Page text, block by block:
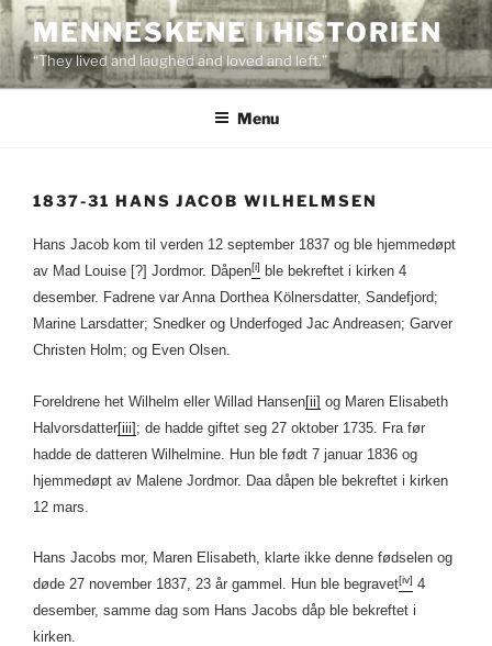
Skip
to
content
MENNESKENE I HISTORIEN
“They lived and laughed and loved and left.”
Menu
1837-31 HANS JACOB WILHELMSEN
Hans Jacob kom til verden 12 september 1837 og ble hjemmedøpt
av Mad Louise [?] Jordmor. Dåpen[i]
ble bekreftet i kirken 4
desember. Fadrene var Anna Dorthea Kölnersdatter, Sandefjord;
Marine Larsdatter; Snedker og Underfoged Jac Andreasen; Garver
Christen Holm; og Even Olsen.
Foreldrene het Wilhelm eller Willad Hansen[ii] og Maren Elisabeth
Halvorsdatter[iii]; de hadde giftet seg 27 oktober 1735. Fra før
hadde de datteren Wilhelmine. Hun ble født 7 januar 1836 og
hjemmedøpt av Malene Jordmor. Daa dåpen ble bekreftet i kirken
12 mars.
Hans Jacobs mor, Maren Elisabeth, klarte ikke denne fødselen og
døde 27 november 1837, 23 år gammel. Hun ble begravet[iv] 4
desember, samme dag som Hans Jacobs dåp ble bekreftet i
kirken.